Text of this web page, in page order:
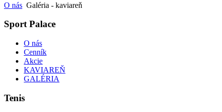
O nás Galéria - kaviareň
Sport Palace
O nás
Cenník
Akcie
KAVIAREŇ
GALÉRIA
Tenis